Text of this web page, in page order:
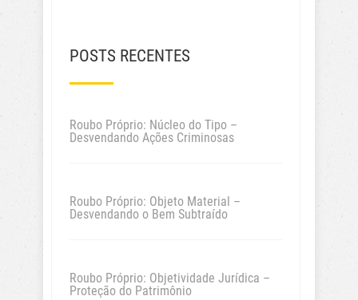
POSTS RECENTES
Roubo Próprio: Núcleo do Tipo –
Desvendando Ações Criminosas
Roubo Próprio: Objeto Material –
Desvendando o Bem Subtraído
Roubo Próprio: Objetividade Jurídica –
Proteção do Patrimônio